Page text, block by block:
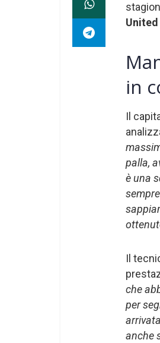
United
in
Il
palla,
è una
Il
che
per
anche